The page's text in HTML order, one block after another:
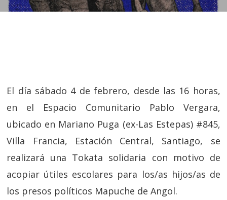
El día sábado 4 de febrero, desde las 16 horas,
en el Espacio Comunitario Pablo Vergara,
ubicado en Mariano Puga (ex-Las Estepas) #845,
Villa Francia, Estación Central, Santiago, se
realizará una Tokata solidaria con motivo de
acopiar útiles escolares para los/as hijos/as de
los presos políticos Mapuche de Angol.